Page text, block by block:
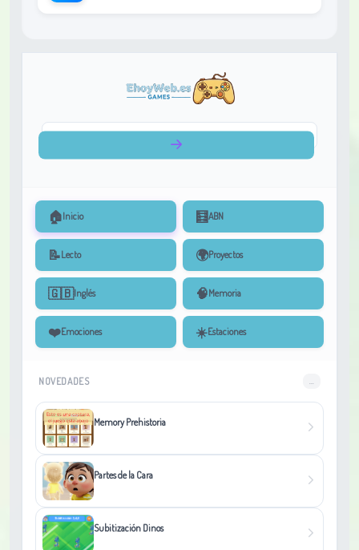
🏠Inicio 🧮ABN
📝Lecto 🌍Proyectos
🇬🇧Inglés 🧠Memoria
❤️Emociones ☀️Estaciones
NOVEDADES
Memory Prehistoria
Partes de la Cara
Subitización Dinos